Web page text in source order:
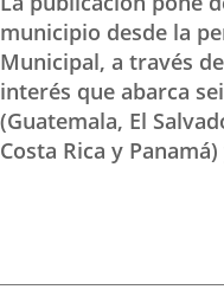
municipio desde la
Municipal, a través
interés que abarca
(Guatemala, El
Costa Rica y